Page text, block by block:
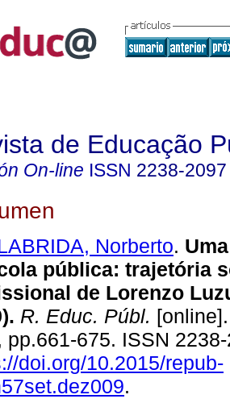
de Educação
On-line ISSN 2238-2097
Norberto.
pública: trajetória
de Lorenzo
R. Educ. Públ.
pp.661-675. ISSN
doi.org/10.2015/repub-
.